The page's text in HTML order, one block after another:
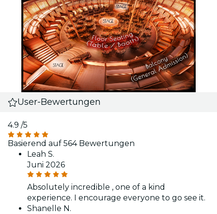
User-Bewertungen
4.9 /5
Basierend auf 564 Bewertungen
Leah S.
Juni 2026
Absolutely incredible , one of a kind
experience. I encourage everyone to go see it.
Shanelle N.